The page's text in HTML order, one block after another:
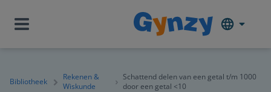
Bibliotheek
Rekenen &
Wiskunde
Schattend delen van een getal t/m 1000
door een getal <10